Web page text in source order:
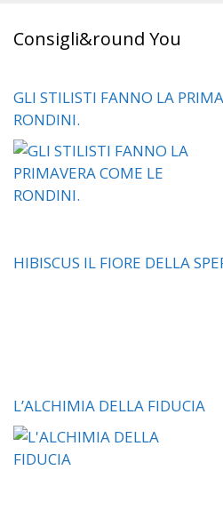
Consigli&round You
GLI STILISTI FANNO LA
RONDINI.
HIBISCUS IL FIORE DELLA
L’ALCHIMIA DELLA FIDUCIA